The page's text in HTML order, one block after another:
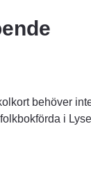
behöver
i